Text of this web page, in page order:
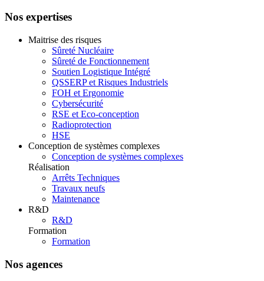
Nos expertises
Maitrise des risques
Sûreté Nucléaire
Sûreté de Fonctionnement
Soutien Logistique Intégré
QSSERP et Risques Industriels
FOH et Ergonomie
Cybersécurité
RSE et Eco-conception
Radioprotection
HSE
Conception de systèmes complexes
Conception de systèmes complexes
Réalisation
Arrêts Techniques
Travaux neufs
Maintenance
R&D
R&D
Formation
Formation
Nos agences